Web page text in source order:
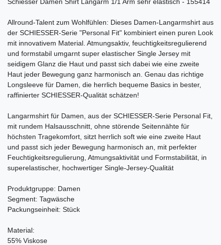
Schiesser Damen Shirt Langarm 1/1 Arm sehr elastisch - 155414
Allround-Talent zum Wohlfühlen: Dieses Damen-Langarmshirt aus
der SCHIESSER-Serie "Personal Fit" kombiniert einen puren Look
mit innovativem Material. Atmungsaktiv, feuchtigkeitsregulierend
und formstabil umgarnt super elastischer Single Jersey mit
seidigem Glanz die Haut und passt sich dabei wie eine zweite
Haut jeder Bewegung ganz harmonisch an. Genau das richtige
Longsleeve für Damen, die herrlich bequeme Basics in bester,
raffinierter SCHIESSER-Qualität schätzen!
Langarmshirt für Damen, aus der SCHIESSER-Serie Personal Fit,
mit rundem Halsausschnitt, ohne störende Seitennähte für
höchsten Tragekomfort, sitzt herrlich soft wie eine zweite Haut
und passt sich jeder Bewegung harmonisch an, mit perfekter
Feuchtigkeitsregulierung, Atmungsaktivität und Formstabilität, in
superelastischer, hochwertiger Single-Jersey-Qualität
Produktgruppe: Damen
Segment: Tagwäsche
Packungseinheit: Stück
Material:
55% Viskose